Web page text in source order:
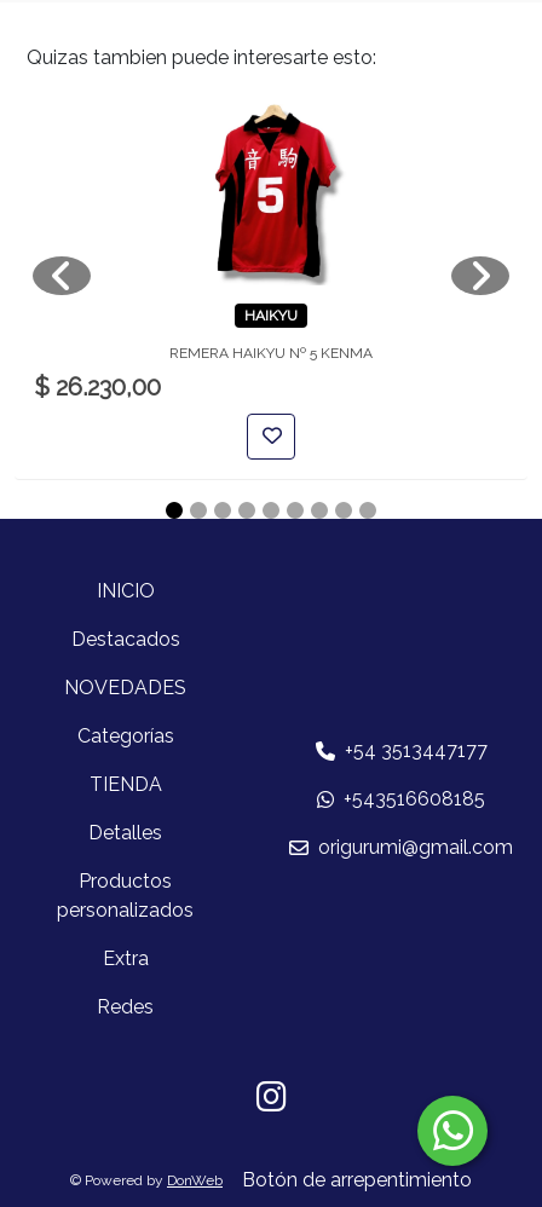
Quizas tambien puede interesarte esto:
HAIKYU
REMERA HAIKYU Nº 5 KENMA
$ 26.230,00
INICIO
Destacados
NOVEDADES
Categorías
TIENDA
Detalles
Productos
personalizados
Extra
Redes
+54 3513447177
+543516608185
origurumi@gmail.com
© Powered by DonWeb Botón de arrepentimiento